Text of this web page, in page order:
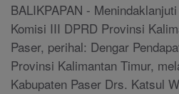
BALIKPAPAN -
Komisi III DPRD Provinsi
Paser, perihal: Dengar
Provinsi Kalimantan Timur,
Kabupaten Paser Drs. Katsul